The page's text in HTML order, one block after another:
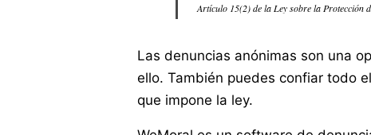
Artículo 15(2) de la Ley sobre la Protección
Las denuncias anónimas son una
ello. También puedes confiar todo
que impone la ley.